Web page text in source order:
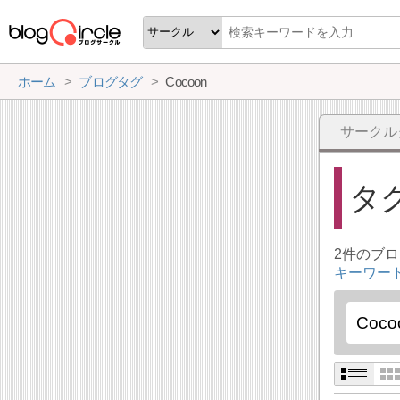
ホーム ブログタグ Cocoon
サーク
タ
2件のブ
キーワー